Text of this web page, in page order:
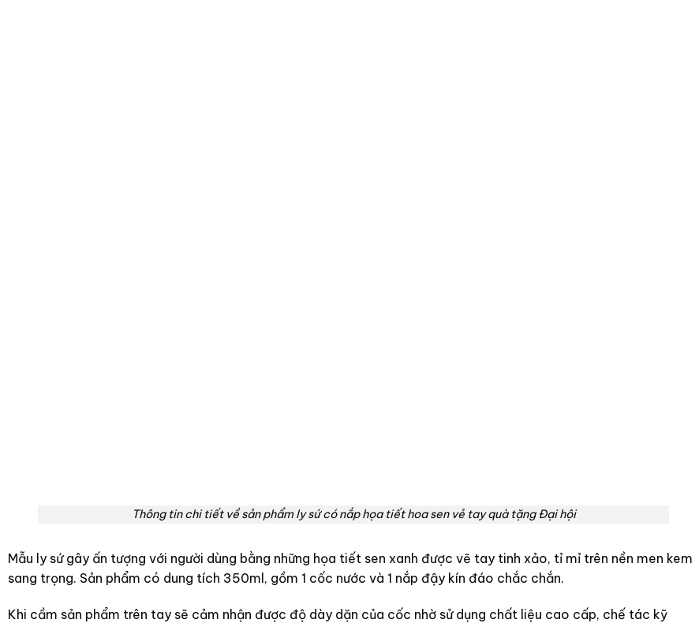
Thông tin chi tiết về sản phẩm ly sứ có nắp họa tiết hoa sen vẻ tay quà tặng Đại hội
Mẫu ly sứ gây ấn tượng với người dùng bằng những họa tiết sen xanh được vẽ tay tinh xảo, tỉ mỉ trên nền men kem
sang trọng. Sản phẩm có dung tích 350ml, gồm 1 cốc nước và 1 nắp đậy kín đáo chắc chắn.
Khi cầm sản phẩm trên tay sẽ cảm nhận được độ dày dặn của cốc nhờ sử dụng chất liệu cao cấp, chế tác kỹ